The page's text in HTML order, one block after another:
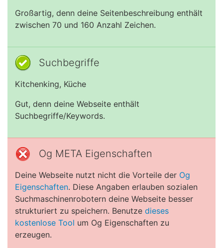
Großartig, denn deine Seitenbeschreibung enthält
zwischen 70 und 160 Anzahl Zeichen.
Suchbegriffe
Kitchenking, Küche
Gut, denn deine Webseite enthält
Suchbegriffe/Keywords.
Og META Eigenschaften
Deine Webseite nutzt nicht die Vorteile der Og
Eigenschaften. Diese Angaben erlauben sozialen
Suchmaschinenrobotern deine Webseite besser
strukturiert zu speichern. Benutze dieses
kostenlose Tool um Og Eigenschaften zu
erzeugen.